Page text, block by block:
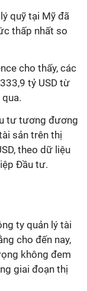
quỹ tại Mỹ đã
thấp nhất so
cho thấy, các
tỷ USD từ
tư tương đương
sản trên thị
theo dữ liệu
Đầu tư.
ty quản lý tài
cho đến nay,
không đem
giai đoạn thị